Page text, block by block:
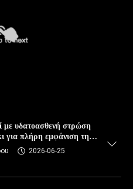
με υδατοασθενή στρώση
για πλήρη εμφάνιση της
2026-06-25